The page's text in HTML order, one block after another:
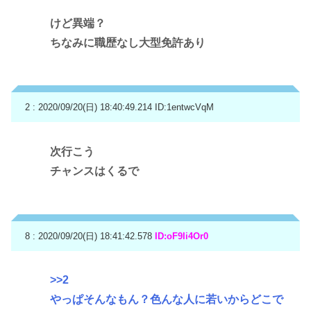
けど異端？
ちなみに職歴なし大型免許あり
2 : 2020/09/20(日) 18:40:49.214 ID:1entwcVqM
次行こう
チャンスはくるで
8 : 2020/09/20(日) 18:41:42.578 ID:oF9Ii4Or0
>>2
やっぱそんなもん？色んな人に若いからどこで